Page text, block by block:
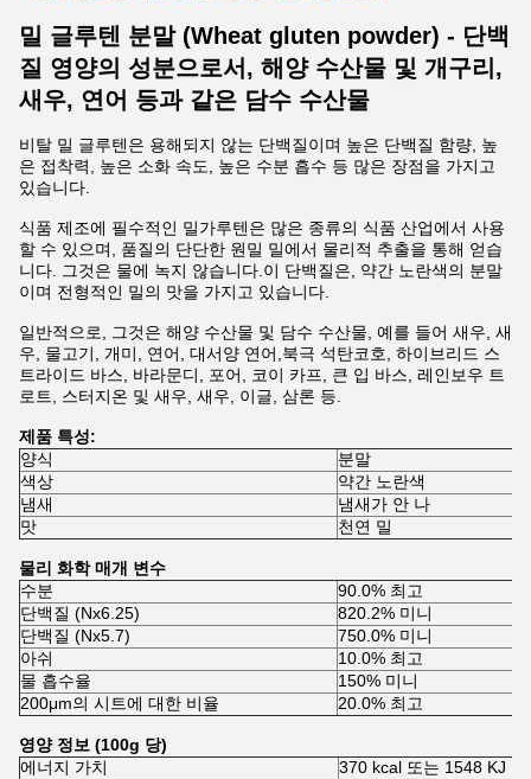
밀 글루텐 분말 (Wheat gluten powder) - 단백
질 영양의 성분으로서, 해양 수산물 및 개구리,
새우, 연어 등과 같은 담수 수산물
비탈 밀 글루텐은 용해되지 않는 단백질이며 높은 단백질 함량, 높
은 접착력, 높은 소화 속도, 높은 수분 흡수 등 많은 장점을 가지고
있습니다.
식품 제조에 필수적인 밀가루텐은 많은 종류의 식품 산업에서 사용
할 수 있으며, 품질의 단단한 원밀 밀에서 물리적 추출을 통해 얻습
니다. 그것은 물에 녹지 않습니다.이 단백질은, 약간 노란색의 분말
이며 전형적인 밀의 맛을 가지고 있습니다.
일반적으로, 그것은 해양 수산물 및 담수 수산물, 예를 들어 새우, 새
우, 물고기, 개미, 연어, 대서양 연어,북극 석탄코호, 하이브리드 스
트라이드 바스, 바라문디, 포어, 코이 카프, 큰 입 바스, 레인보우 트
로트, 스터지온 및 새우, 새우, 이글, 삼론 등.
제품 특성:
양식
분말
색상
약간 노란색
냄새
냄새가 안 나
맛
천연 밀
물리 화학 매개 변수
수분
90.0% 최고
단백질 (Nx6.25)
820.2% 미니
단백질 (Nx5.7)
750.0% 미니
아쉬
10.0% 최고
물 흡수율
150% 미니
200μm의 시트에 대한 비율
20.0% 최고
영양 정보 (100g 당)
에너지 가치
370 kcal 또는 1548 KJ